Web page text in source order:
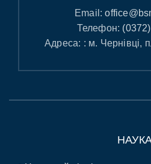
Email:
Телефон:
Адреса: : м. Чернівці,